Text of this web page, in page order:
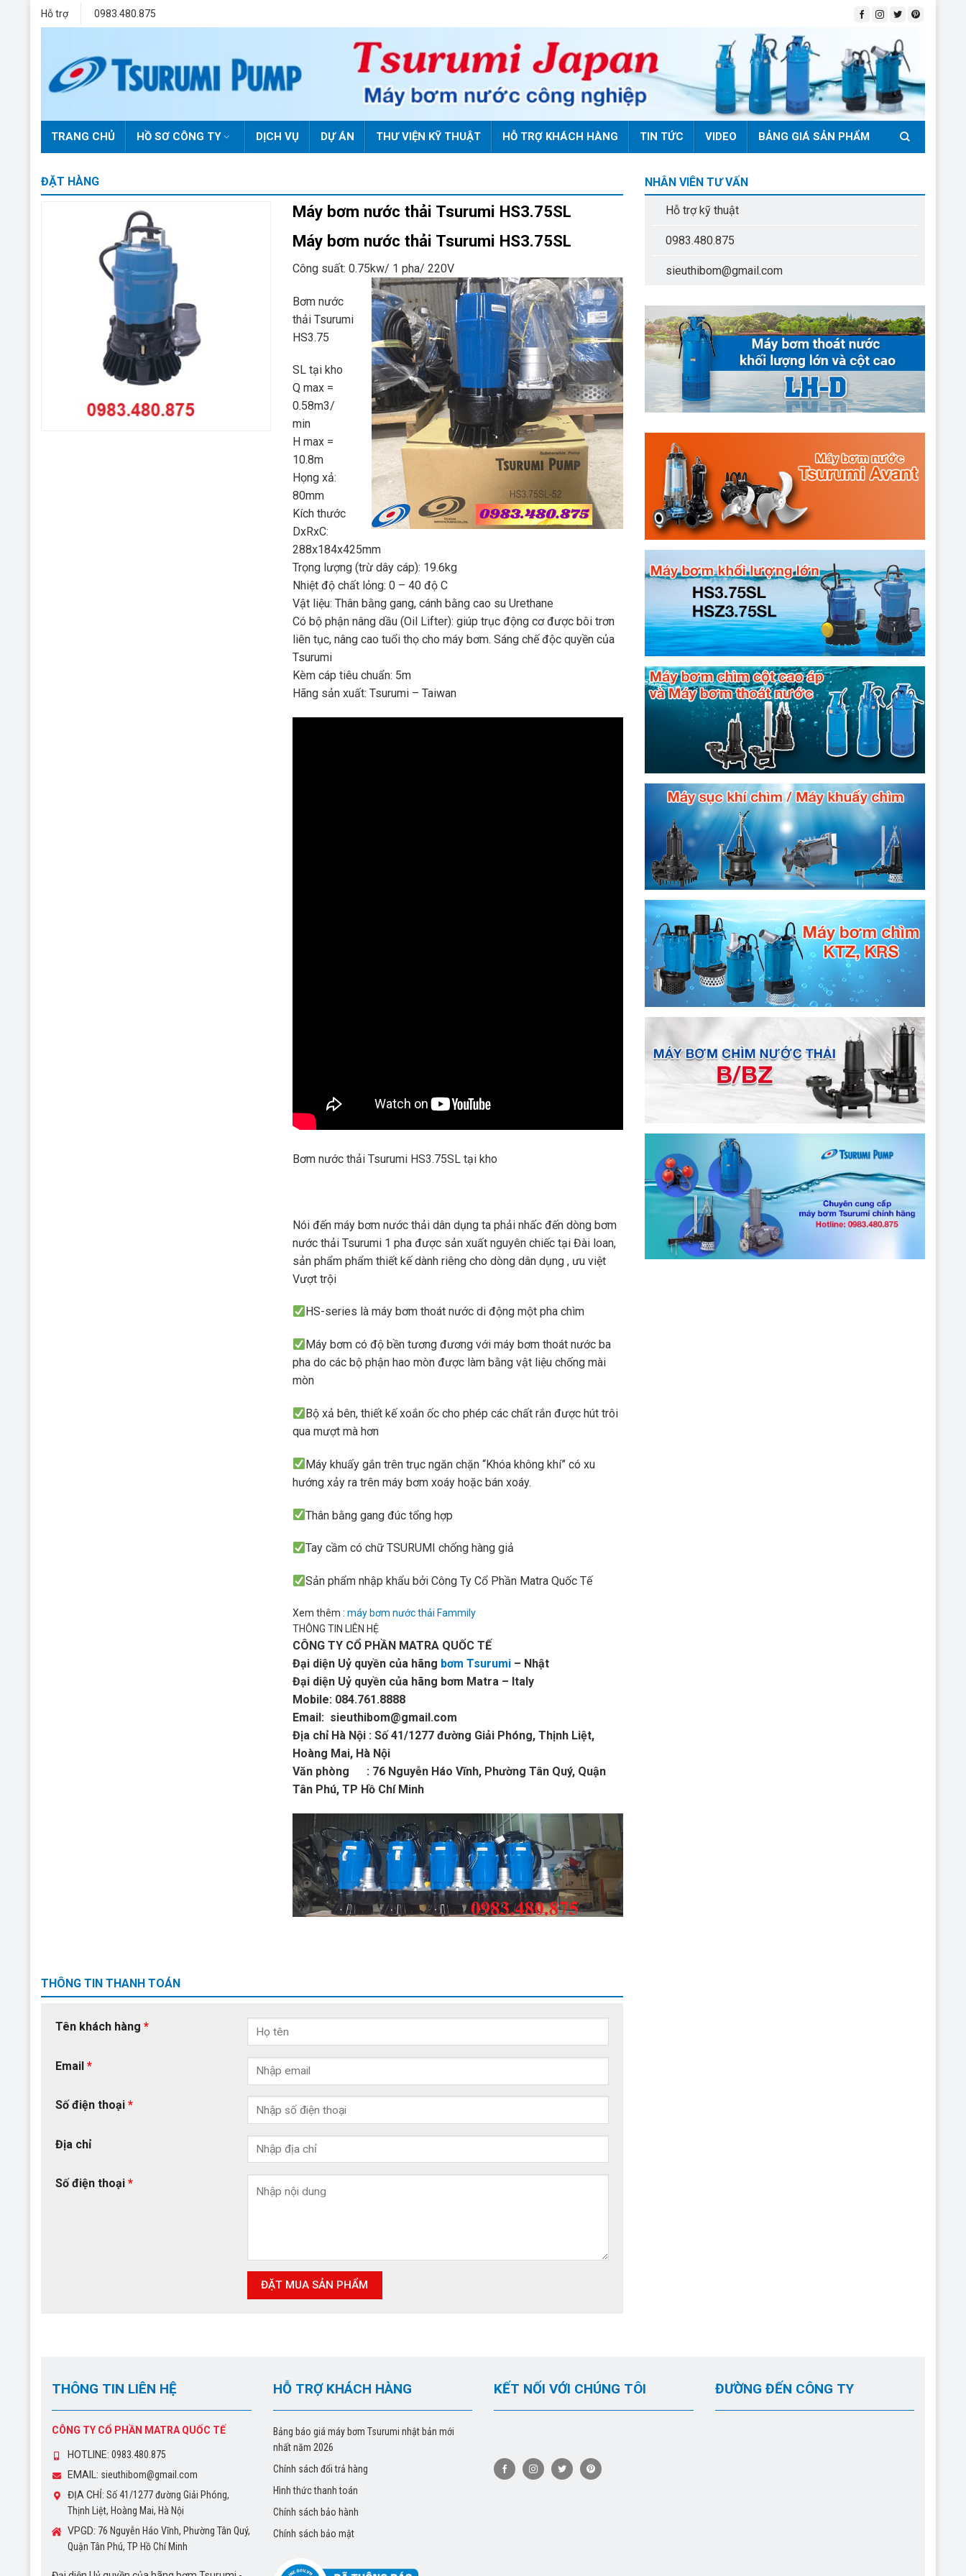
Hỗ trợ 0983.480.875
TRANG CHỦ HỒ SƠ CÔNG TY DỊCH VỤ DỰ ÁN THƯ VIỆN KỸ THUẬT HỖ TRỢ KHÁCH HÀNG TIN TỨC VIDEO BẢNG GIÁ SẢN PHẨM
ĐẶT HÀNG
Máy bơm nước thải Tsurumi HS3.75SL
Máy bơm nước thải Tsurumi HS3.75SL
Công suất: 0.75kw/ 1 pha/ 220V
Bơm nước
thải Tsurumi
HS3.75
SL tại kho
Q max =
0.58m3/
min
H max =
10.8m
Họng xả:
80mm
Kích thước
DxRxC:
288x184x425mm
Trọng lượng (trừ dây cáp): 19.6kg
Nhiệt độ chất lỏng: 0 – 40 độ C
Vật liệu: Thân bằng gang, cánh bằng cao su Urethane
Có bộ phận nâng dầu (Oil Lifter): giúp trục động cơ được bôi trơn
liên tục, nâng cao tuổi thọ cho máy bơm. Sáng chế độc quyền của
Tsurumi
Kèm cáp tiêu chuẩn: 5m
Hãng sản xuất: Tsurumi – Taiwan
Bơm nước thải Tsurumi HS3.75SL tại kho
Nói đến máy bơm nước thải dân dụng ta phải nhấc đến dòng bơm
nước thải Tsurumi 1 pha được sản xuất nguyên chiếc tại Đài loan,
sản phẩm phẩm thiết kế dành riêng cho dòng dân dụng , ưu việt
Vượt trội
HS-series là máy bơm thoát nước di động một pha chìm
Máy bơm có độ bền tương đương với máy bơm thoát nước ba
pha do các bộ phận hao mòn được làm bằng vật liệu chống mài
mòn
Bộ xả bên, thiết kế xoắn ốc cho phép các chất rắn được hút trôi
qua mượt mà hơn
Máy khuấy gắn trên trục ngăn chặn “Khóa không khí” có xu
hướng xảy ra trên máy bơm xoáy hoặc bán xoáy.
Thân bằng gang đúc tổng hợp
Tay cầm có chữ TSURUMI chống hàng giả
Sản phẩm nhập khẩu bởi Công Ty Cổ Phần Matra Quốc Tế
Xem thêm : máy bơm nước thải Fammily
THÔNG TIN LIÊN HỆ
CÔNG TY CỔ PHẦN MATRA QUỐC TẾ
Đại diện Uỷ quyền của hãng bơm Tsurumi – Nhật
Đại diện Uỷ quyền của hãng bơm Matra – Italy
Mobile: 084.761.8888
Email: sieuthibom@gmail.com
Địa chỉ Hà Nội : Số 41/1277 đường Giải Phóng, Thịnh Liệt,
Hoàng Mai, Hà Nội
Văn phòng : 76 Nguyễn Háo Vĩnh, Phường Tân Quý, Quận
Tân Phú, TP Hồ Chí Minh
THÔNG TIN THANH TOÁN
Tên khách hàng *
Email *
Số điện thoại *
Địa chỉ
Số điện thoại *
NHÂN VIÊN TƯ VẤN
Hỗ trợ kỹ thuật
0983.480.875
sieuthibom@gmail.com
THÔNG TIN LIÊN HỆ
CÔNG TY CỔ PHẦN MATRA QUỐC TẾ
HOTLINE: 0983.480.875
EMAIL: sieuthibom@gmail.com
ĐỊA CHỈ: Số 41/1277 đường Giải Phóng,
Thịnh Liệt, Hoàng Mai, Hà Nội
VPGD: 76 Nguyễn Háo Vĩnh, Phường Tân Quý,
Quận Tân Phú, TP Hồ Chí Minh
HỖ TRỢ KHÁCH HÀNG
Bảng báo giá máy bơm Tsurumi nhật bản mới
nhất năm 2026
Chính sách đổi trả hàng
Hình thức thanh toán
Chính sách bảo hành
Chính sách bảo mật
KẾT NỐI VỚI CHÚNG TÔI ĐƯỜNG ĐẾN CÔNG TY